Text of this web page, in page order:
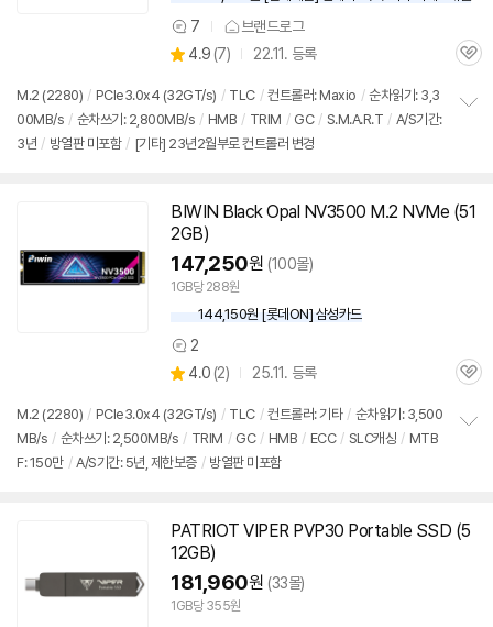
상
품
견
7 브랜드로그
별
점
4.9 (상
리
뷰
7) 22.11. 등록
관
M.2 (2280) / PCIe3.0x4 (32GT/s) / TLC / 컨트롤러: Maxio / 순차읽기: 3,3
00MB/s / 순차쓰기: 2,800MB/s / HMB / TRIM / GC / S.M.A.R.T / A/S기간:
3년 / 방열판 미포함 / [기타] 23년2월부로 컨트롤러 변경
기
BIWIN Black Opal NV3500 M.2 NVMe (51
2GB)
147,250원 (100몰)
1GB당 288원
144,150원 [롯데ON] 삼성카드
상
품
견
2
별
점
4.0 (상
리
뷰
2) 25.11. 등록
관
M.2 (2280) / PCIe3.0x4 (32GT/s) / TLC / 컨트롤러: 기타 / 순차읽기: 3,500
MB/s / 순차쓰기: 2,500MB/s / TRIM / GC / HMB / ECC / SLC캐싱 / MTB
F: 150만 / A/S기간: 5년, 제한보증 / 방열판 미포함
기
PATRIOT VIPER PVP30 Portable SSD (5
12GB)
181,960원 (33몰)
1GB당 355원